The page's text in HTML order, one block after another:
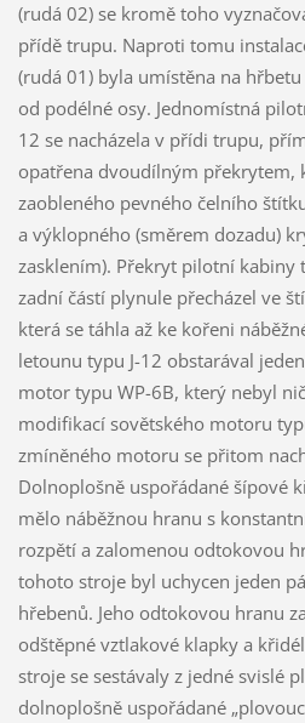
(rudá 02) se kromě toho
přídě trupu. Naproti tomu
(rudá 01) byla umístěna na
od podélné osy. Jednomístná
12 se nacházela v přídi trupu,
opatřena dvoudílným překrytem,
zaobleného pevného čelního
a výklopného (směrem dozadu)
zasklením). Překryt pilotní
zadní částí plynule přecházel ve
která se táhla až ke kořeni
letounu typu J-12 obstarával
motor typu WP-6B, který nebyl
modifikací sovětského motoru
zmíněného motoru se přitom
Dolnoplošně uspořádané šípové
mělo náběžnou hranu s
rozpětí a zalomenou odtokovou
tohoto stroje byl uchycen jeden
hřebenů. Jeho odtokovou hranu
odštěpné vztlakové klapky a
stroje se sestávaly z jedné svislé
dolnoplošně uspořádané